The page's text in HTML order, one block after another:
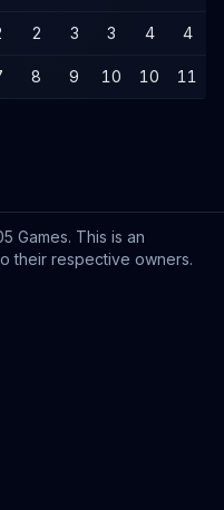
2 3 3 4 4
8 9 10 10 11
Games. This is an
their respective owners.